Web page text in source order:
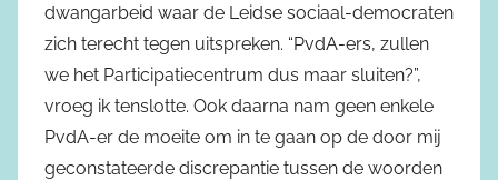
dwangarbeid waar de Leidse sociaal-democraten
zich terecht tegen uitspreken. “PvdA-ers, zullen
we het Participatiecentrum dus maar sluiten?”,
vroeg ik tenslotte. Ook daarna nam geen enkele
PvdA-er de moeite om in te gaan op de door mij
geconstateerde discrepantie tussen de woorden